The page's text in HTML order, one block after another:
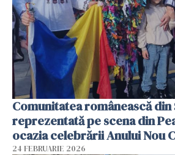
Comunitatea românească
reprezentată pe scena din
ocazia celebrării Anului Nou
24 FEBRUARIE 2026